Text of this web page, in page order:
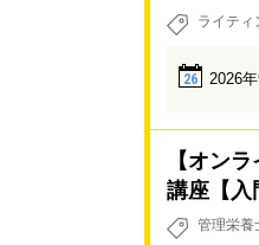
ライティ
26 2026年
【オン
講座【入
管理栄養